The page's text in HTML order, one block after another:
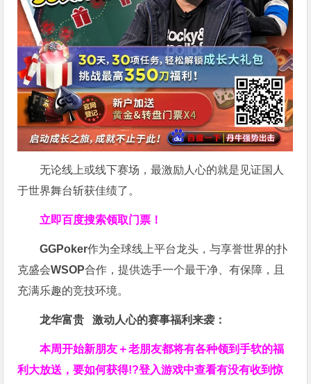
无论线上或线下赛场，最激励人心的就是见证国人
于世界舞台斩获佳绩了。
立即百度搜索领取门票！
GGPoker作为全球线上平台龙头，与享誉世界的扑
克盛会WSOP合作，提供选手一个最干净、有保障，且
充满乐趣的竞技环境。
龙华富贵 激动人心的赛事福利来袭：
本周开始新朋友＋老朋友都将有各种领到手软的福
利大放送，要如何获得!?登入游戏中查看有没有收到惊